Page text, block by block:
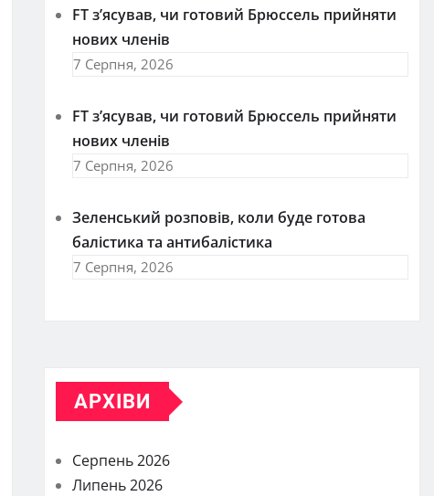
FT зʼясував, чи готовий Брюссель прийняти
нових членів
7 Серпня, 2026
FT зʼясував, чи готовий Брюссель прийняти
нових членів
7 Серпня, 2026
Зеленський розповів, коли буде готова
балістика та антибалістика
7 Серпня, 2026
АРХІВИ
Серпень 2026
Липень 2026